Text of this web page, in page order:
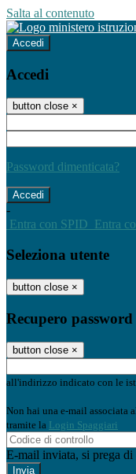
Salta al contenuto
Accedi
Accedi
button close ×
Password dimenticata?
-
Entra con SPID Entra
Seleziona utente
button close ×
Recupero password
button close ×
all'indirizzo indicato con le
Non hai una e-mail associata
tramite la Login Spaggiari
E-mail inviata, si prega di